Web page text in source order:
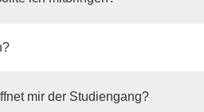
mir der Studiengang?